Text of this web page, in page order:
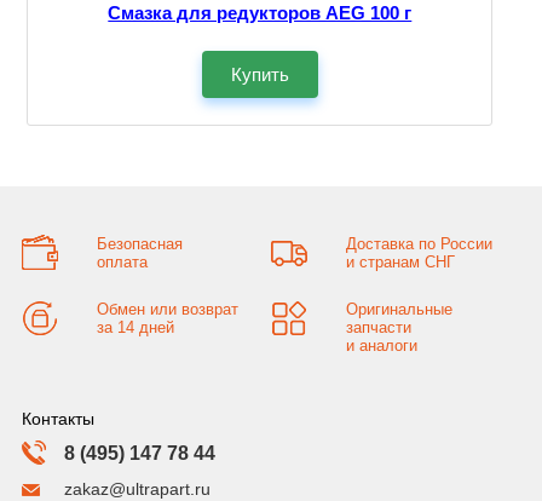
Смазка для редукторов AEG 100 г
Купить
Безопасная
оплата
Доставка по России
и странам СНГ
Обмен или возврат
за 14 дней
Оригинальные
запчасти
и аналоги
Контакты
8 (495) 147 78 44
zakaz@ultrapart.ru